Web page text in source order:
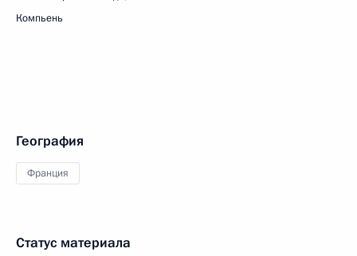
Компьень
География
Франция
Статус материала